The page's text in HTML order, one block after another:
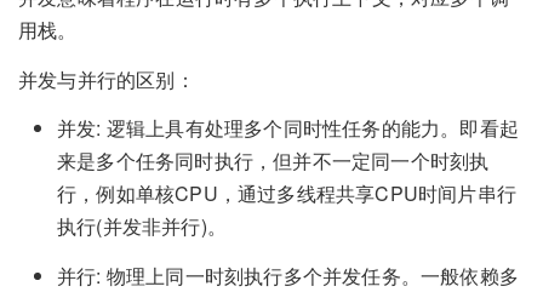
用栈。
并发与并行的区别：
并发: 逻辑上具有处理多个同时性任务的能力。即看起
来是多个任务同时执行，但并不一定同一个时刻执
行，例如单核CPU，通过多线程共享CPU时间片串行
执行(并发非并行)。
并行: 物理上同一时刻执行多个并发任务。一般依赖多